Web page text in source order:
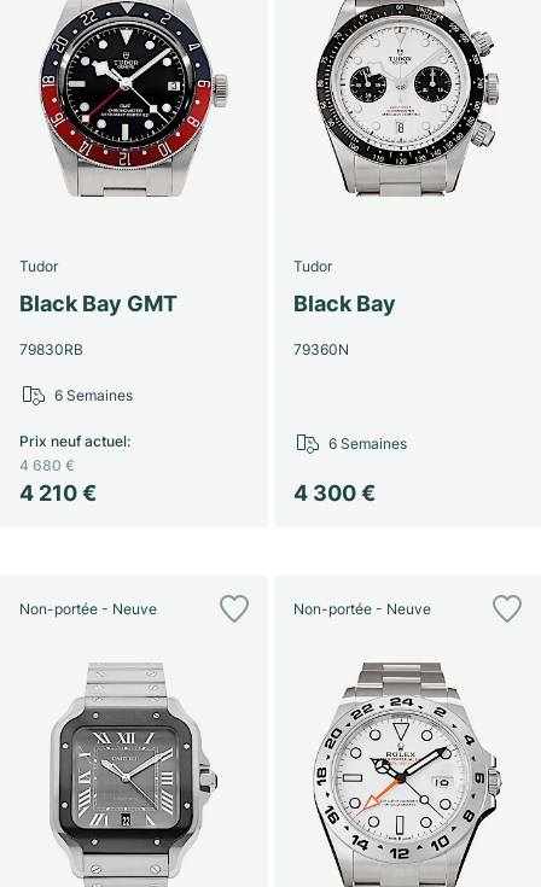
Tudor
Black Bay GMT
79830RB
4 210 €
Prix neuf actuel:
4 680 €
6 Semaines
Tudor
Black Bay
79360N
4 300 €
6 Semaines
Non-portée - Neuve Non-portée - Neuve